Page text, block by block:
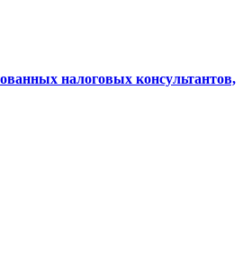
налоговых консультантов,